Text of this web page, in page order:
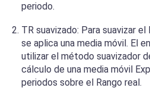
periodo.
TR suavizado: Para suavizar
se aplica una media móvil. El
utilizar el método suavizador
cálculo de una media móvil
periodos sobre el Rango real.